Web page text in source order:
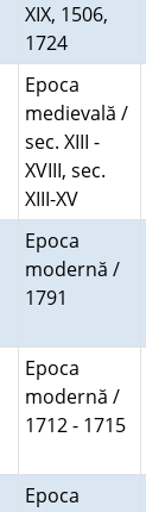
XIX, 1506,
1724
Epoca
medievală /
sec. XIII -
XVIII, sec.
XIII-XV
Epoca
modernă /
1791
Epoca
modernă /
1712 - 1715
Epoca